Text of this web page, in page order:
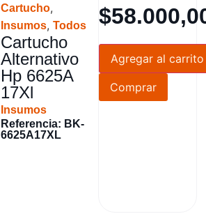
Cartucho,
Insumos, Todos
Cartucho
Alternativo
Hp 6625A
17Xl
Insumos
Referencia: BK-
6625A17XL
$
Agregar al carrito
Comprar